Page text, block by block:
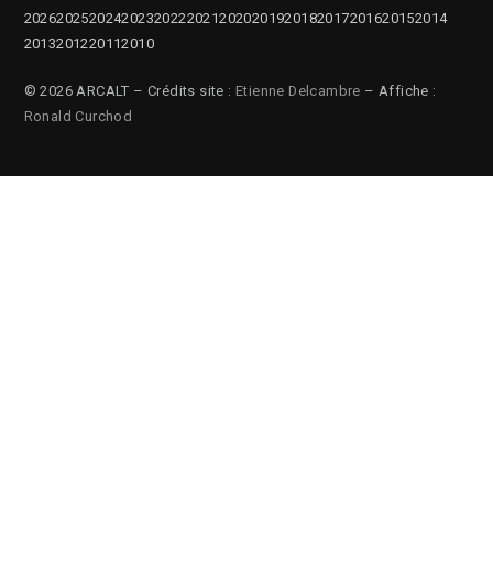
2026202520242023202220212020201920182017201620152014
2013201220112010
© 2026 ARCALT – Crédits site : Etienne Delcambre – Affiche :
Ronald Curchod